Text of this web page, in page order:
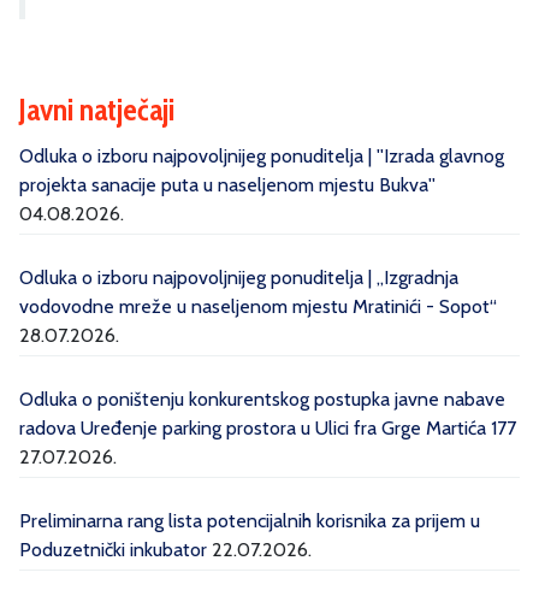
Javni natječaji
Odluka o izboru najpovoljnijeg ponuditelja | ''Izrada glavnog
projekta sanacije puta u naseljenom mjestu Bukva''
04.08.2026.
Odluka o izboru najpovoljnijeg ponuditelja | „Izgradnja
vodovodne mreže u naseljenom mjestu Mratinići - Sopot“
28.07.2026.
Odluka o poništenju konkurentskog postupka javne nabave
radova Uređenje parking prostora u Ulici fra Grge Martića 177
27.07.2026.
Preliminarna rang lista potencijalnih korisnika za prijem u
Poduzetnički inkubator 22.07.2026.